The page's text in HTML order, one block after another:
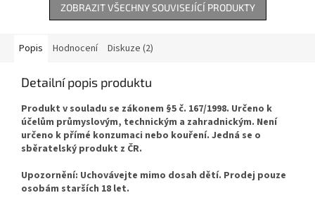
ZOBRAZIT VŠECHNY SOUVISEJÍCÍ PRODUKTY
Popis Hodnocení Diskuze (2)
Detailní popis produktu
Produkt v souladu se zákonem §5 č. 167/1998. Určeno k
účelům průmyslovým, technickým a zahradnickým. Není
určeno k přímé konzumaci nebo kouření. Jedná se o
sběratelský produkt z ČR.
Upozornění: Uchovávejte mimo dosah dětí. Prodej pouze
osobám starších 18 let.